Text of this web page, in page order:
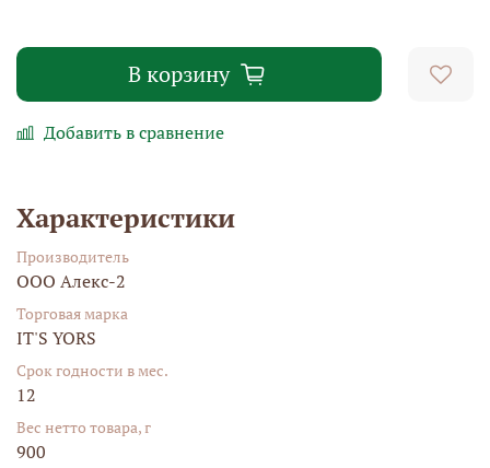
В корзину
Добавить в сравнение
Характеристики
Производитель
ООО Алекс-2
Торговая марка
IT'S YORS
Срок годности в мес.
12
Вес нетто товара, г
900